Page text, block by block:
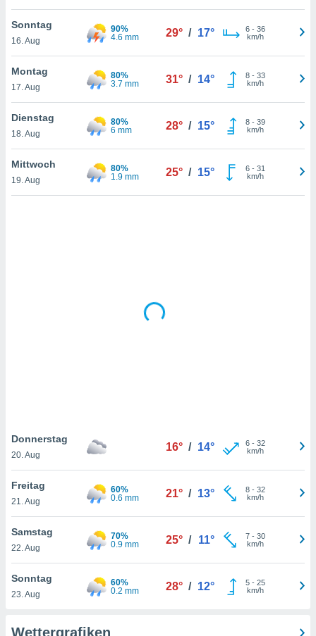
der
weiterhin
nicht
von
und
auf
klicken.
Sonntag
16. Aug
90%
4.6 mm
29° / 17° 6- 36
km/h
Montag
17. Aug
80%
3.7 mm
31° / 14° 8- 33
km/h
Dienstag
18. Aug
80%
6 mm
28° / 15° 8- 39
km/h
Mittwoch
19. Aug
80%
1.9 mm
25° / 15° 6- 31
km/h
Donnerstag
20. Aug
16° / 14° 6- 32
km/h
Freitag
21. Aug
60%
0.6 mm
21° / 13° 8- 32
km/h
Samstag
22. Aug
70%
0.9 mm
25° / 11° 7- 30
km/h
Sonntag
23. Aug
60%
0.2 mm
28° / 12° 5- 25
km/h
Wettergrafiken